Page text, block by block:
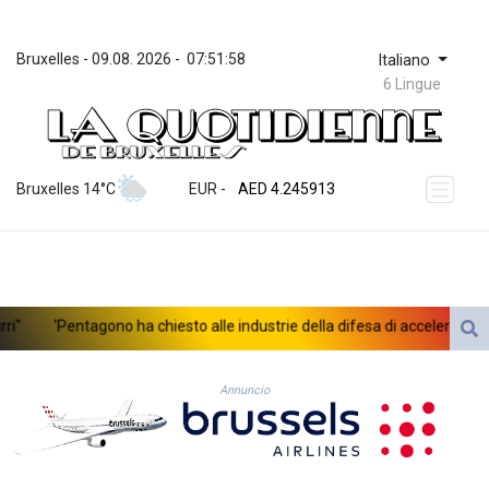
Bruxelles - 09.08. 2026 - 07:51:58 Italiano
6 Lingue
Bruxelles 14°C EUR -
ZWL 372.275202
AED 4.245913
AFN 76.887634
ARS 1724.882567
AUD 1.638747
AZN 1.97002
BAM 1.955776
BBD 2.321671
BDT 142.688227
'Pentagono ha chiesto alle industrie della difesa di accelerare la
Annuncio